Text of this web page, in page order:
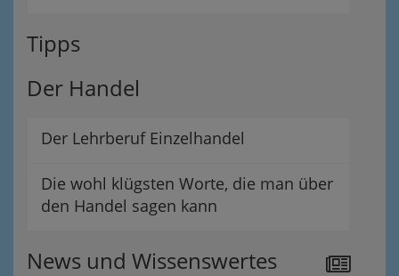
Tipps
Der Handel
Der Lehrberuf Einzelhandel
Die wohl klügsten Worte, die man über
den Handel sagen kann
News und Wissenswertes